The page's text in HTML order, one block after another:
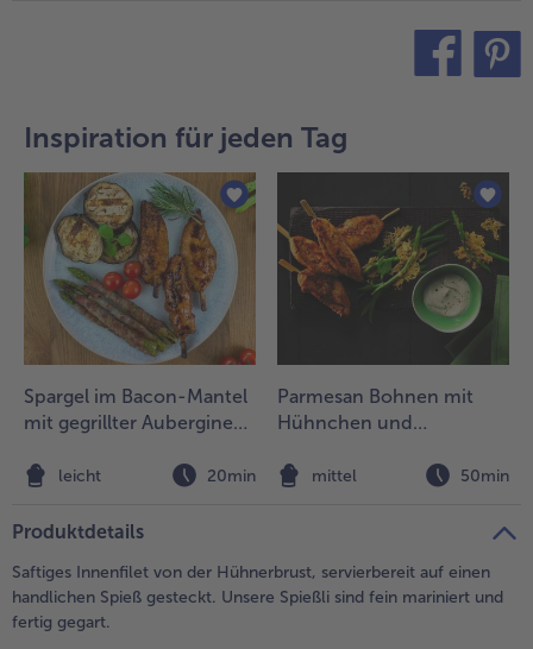
Inspiration für jeden Tag
Spargel im Bacon-Mantel
mit gegrillter Aubergine
leicht 20min
Parmesan Bohnen mit
Hühnchen und
mittel 50min
Produktdetails
Saftiges Innenfilet von der Hühnerbrust, servierbereit auf einen
handlichen Spieß gesteckt. Unsere Spießli sind fein mariniert und
fertig gegart.